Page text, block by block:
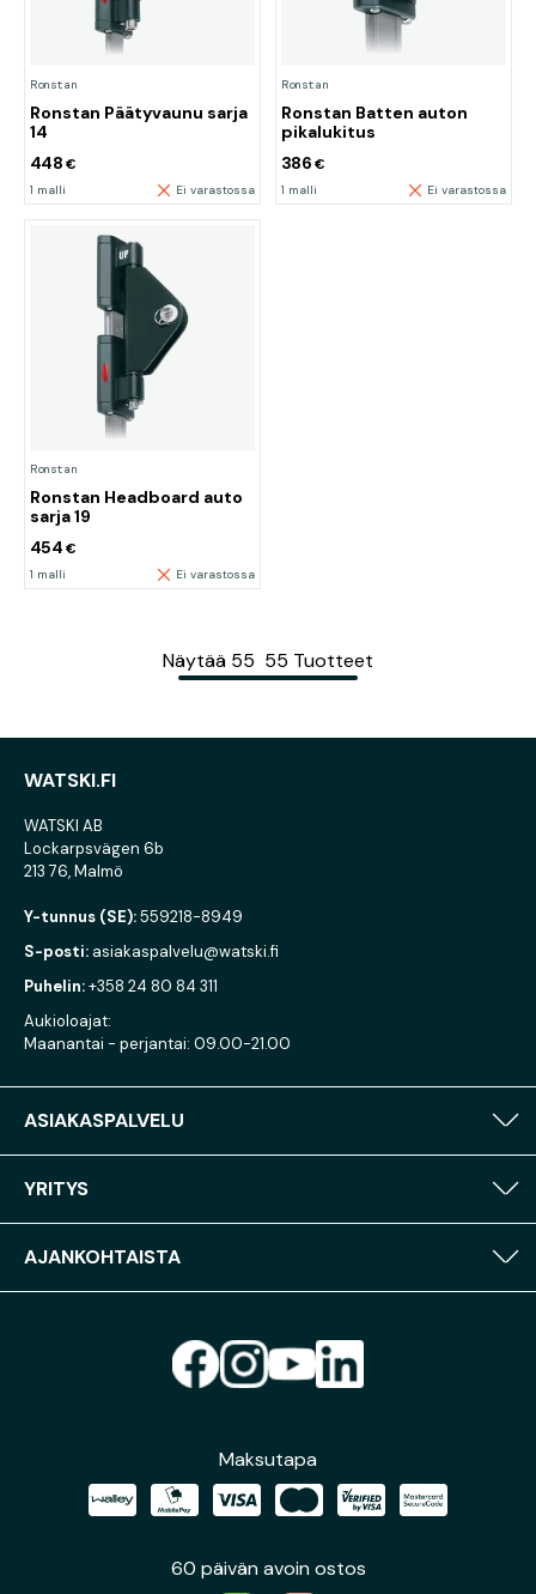
Ronstan
Ronstan Päätyvaunu sarja
14
448 €
1 malli Ei varastossa
Ronstan
Ronstan Batten auton
pikalukitus
386 €
1 malli Ei varastossa
Ronstan
Ronstan Headboard auto
sarja 19
454 €
1 malli Ei varastossa
Näytää 55 55 Tuotteet
WATSKI.FI
WATSKI AB
Lockarpsvägen 6b
213 76, Malmö
Y-tunnus (SE):559218-8949
S-posti: asiakaspalvelu@watski.fi
Puhelin:+358 24 80 84 311
Aukioloajat:
Maanantai - perjantai: 09.00-21.00
ASIAKASPALVELU
YRITYS
AJANKOHTAISTA
Maksutapa
60 päivän avoin ostos